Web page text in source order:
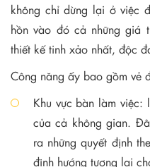
không chỉ dừng lại ở việc
hồn vào đó cả những giá
thiết kế tinh xảo nhất, độc
Công năng ấy bao gồm vẻ
Khu vực bàn làm việc:
của cả không gian.
ra những quyết định
định hướng tương lai